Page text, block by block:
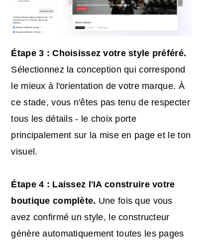
Étape 3 : Choisissez votre style préféré.
Sélectionnez la conception qui correspond
le mieux à l'orientation de votre marque. À
ce stade, vous n'êtes pas tenu de respecter
tous les détails - le choix porte
principalement sur la mise en page et le ton
visuel.
Étape 4 : Laissez l'IA construire votre
boutique complète. Une fois que vous
avez confirmé un style, le constructeur
génère automatiquement toutes les pages